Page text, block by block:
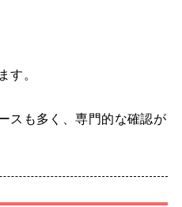
す。
スも多く、専門的な確認が